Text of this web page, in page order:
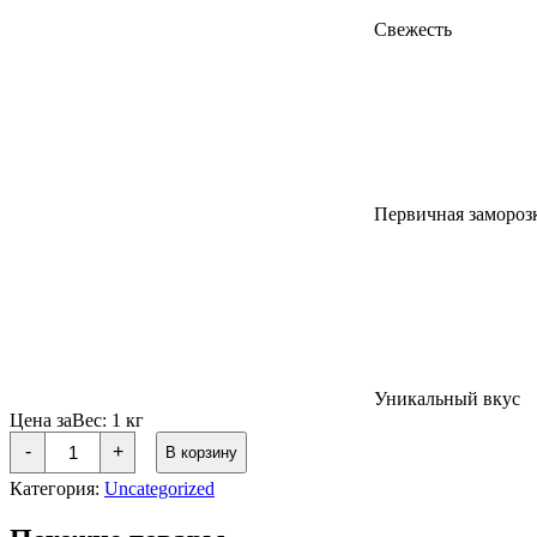
Cвежесть
Первичная
Уникальный вкус
Цена заВес: 1 кг
-
Количество
товара
Варёно-
мороженные
+ В корзину
Категория: Uncategorized